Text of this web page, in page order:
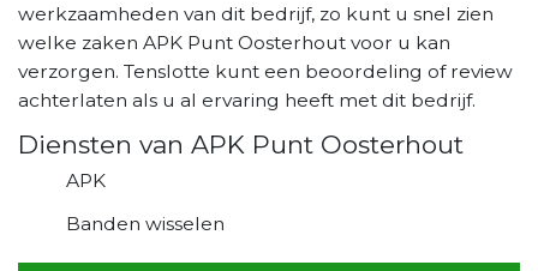
werkzaamheden van dit bedrijf, zo kunt u snel zien
welke zaken APK Punt Oosterhout voor u kan
verzorgen. Tenslotte kunt een beoordeling of review
achterlaten als u al ervaring heeft met dit bedrijf.
Diensten van APK Punt Oosterhout
APK
Banden wisselen